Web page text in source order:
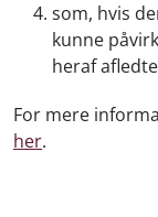
som, hvis
kunne
heraf
For mere
her.